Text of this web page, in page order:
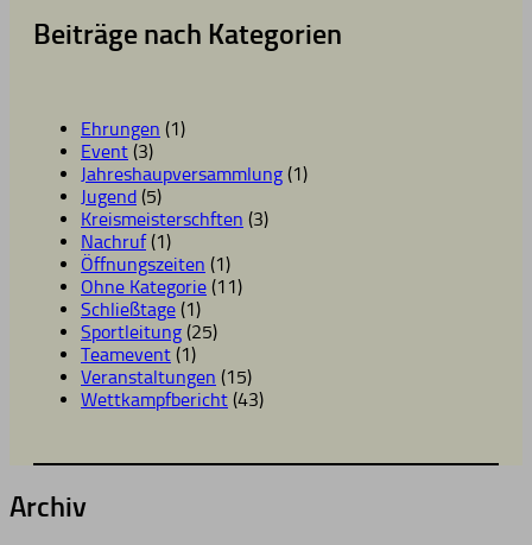
Beiträge nach Kategorien
Ehrungen (1)
Event (3)
Jahreshaupversammlung (1)
Jugend (5)
Kreismeisterschften (3)
Nachruf(1)
Öffnungszeiten (1)
Ohne Kategorie (11)
Schließtage (1)
Sportleitung (25)
Teamevent (1)
Veranstaltungen (15)
Wettkampfbericht (43)
Archiv